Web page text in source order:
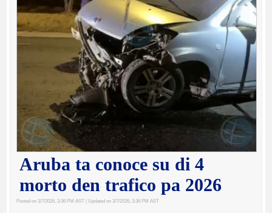
Aruba ta conoce su di 4
morto den trafico pa 2026
Posted on 3/7/2026, 3:36 PM AST | Updated on 3/7/2026, 3:36 PM AST